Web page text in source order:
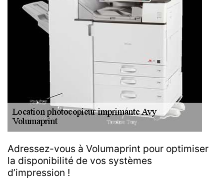
Adressez-vous à Volumaprint pour optimiser
la disponibilité de vos systèmes
d’impression !